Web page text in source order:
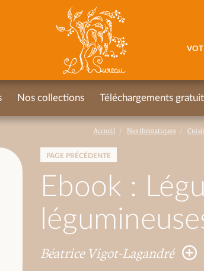
Accueil Nos thématiques
PAGE PRÉCÉDENTE
Ebook :
Béatrice Vigot-Lagandré
Nos collections Téléchargements